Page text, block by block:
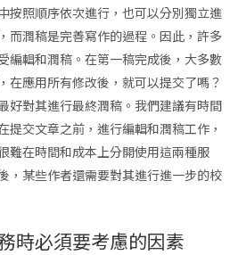
按照順序依次進行，也可以分別獨立進
而潤稿是完善寫作的過程。因此，許多
編輯和潤稿。在第一稿完成後，大多數
在應用所有修改後，就可以提交了嗎？
好對其進行最終潤稿。我們建議有時間
提交文章之前，進行編輯和潤稿工作，
難在時間和成本上分開使用這兩種服
，某些作者還需要對其進行進一步的校
時必須要考慮的因素